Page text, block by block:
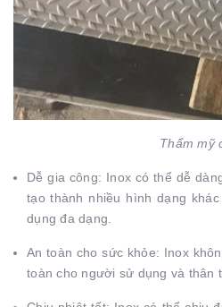
Thẩm mỹ
Dễ gia công: Inox có thể dễ
tạo thành nhiều hình dạng
dụng đa dạng.
An toàn cho sức khỏe: Inox
toàn cho người sử dụng và thân